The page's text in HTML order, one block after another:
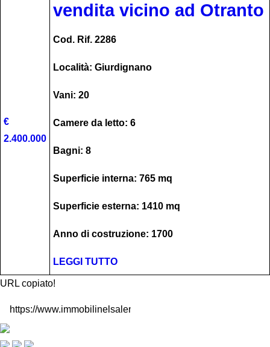
€
2.400.000
vendita vicino ad Otranto
Cod. Rif. 2286
Località: Giurdignano
Vani: 20
Camere da letto: 6
Bagni: 8
Superficie interna: 765 mq
Superficie esterna: 1410 mq
Anno di costruzione: 1700
LEGGI TUTTO
URL copiato!